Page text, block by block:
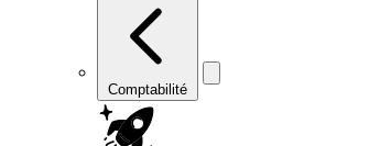
Comptabilité